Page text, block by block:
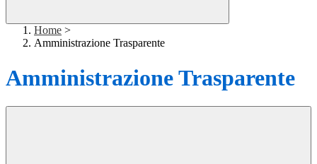
Home >
Amministrazione Trasparente
Amministrazione Trasparente